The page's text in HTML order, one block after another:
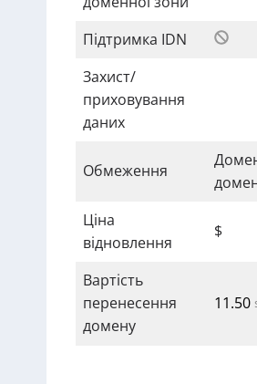
Підтримка IDN
Захист/
приховування
даних
Обмеження
Ціна
відновлення
$
Вартість
перенесення
домену
11.50